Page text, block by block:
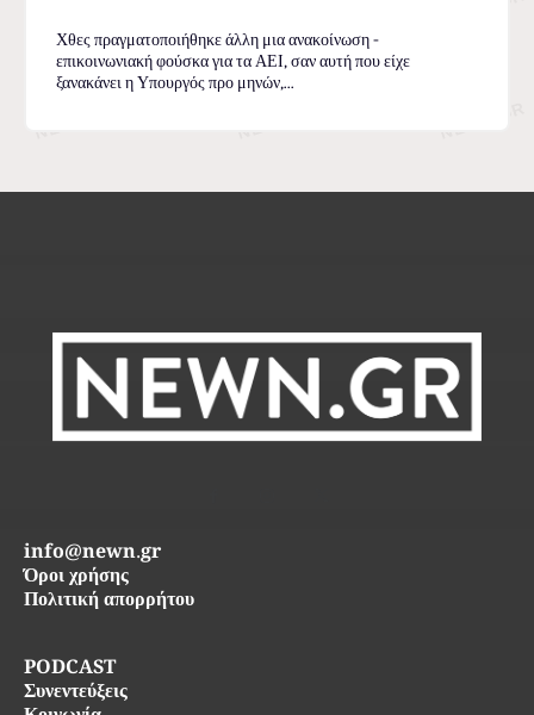
Χθες πραγματοποιήθηκε άλλη μια ανακοίνωση -
επικοινωνιακή φούσκα για τα ΑΕΙ, σαν αυτή που είχε
ξανακάνει η Υπουργός προ μηνών,...
PODCAST
Συνεντεύξεις
info@newn.gr
Όροι χρήσης
Πολιτική απορρήτου